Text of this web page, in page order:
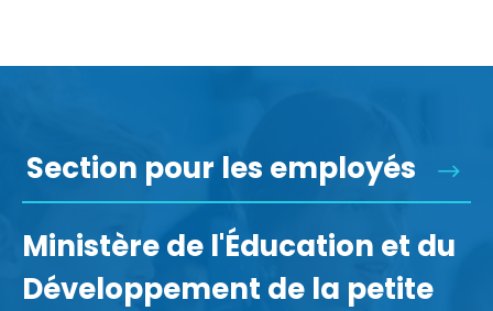
Section pour les employés
Ministère de l'Éducation et du
Développement de la petite